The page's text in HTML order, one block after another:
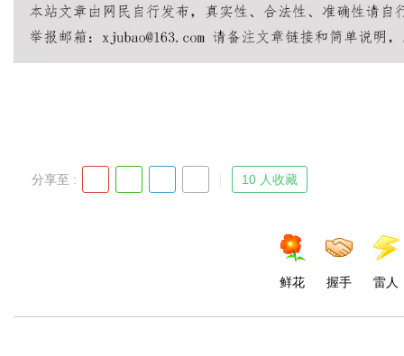
分享至 : 10 人收藏
鲜花 握手 雷人